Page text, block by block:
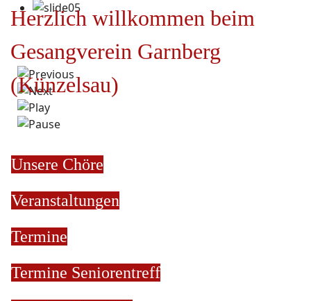
Herzlich willkommen beim
Gesangverein Garnberg
(Künzelsau)
Unsere Chöre
Veranstaltungen
Termine
Termine Seniorentreff